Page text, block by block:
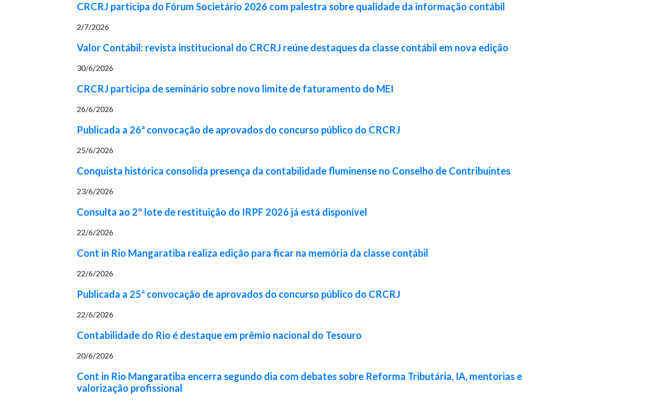
CRCRJ participa do Fórum Societário 2026 com palestra sobre qualidade da informação contábil
2/7/2026
Valor Contábil: revista institucional do CRCRJ reúne destaques da classe contábil em nova edição
30/6/2026
CRCRJ participa de seminário sobre novo limite de faturamento do MEI
26/6/2026
Publicada a 26ª convocação de aprovados do concurso público do CRCRJ
25/6/2026
Conquista histórica consolida presença da contabilidade fluminense no Conselho de Contribuintes
23/6/2026
Consulta ao 2º lote de restituição do IRPF 2026 já está disponível
22/6/2026
Cont in Rio Mangaratiba realiza edição para ficar na memória da classe contábil
22/6/2026
Publicada a 25ª convocação de aprovados do concurso público do CRCRJ
22/6/2026
Contabilidade do Rio é destaque em prêmio nacional do Tesouro
20/6/2026
Cont in Rio Mangaratiba encerra segundo dia com debates sobre Reforma Tributária, IA, mentorias e
valorização profissional